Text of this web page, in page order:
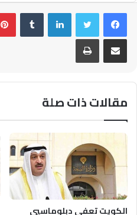
فيسبوكتويتر لينكدإن
مشاركة عبر البريد طباعة
مقالات ذات صلة
الكويت تعفي دبلوماسيي